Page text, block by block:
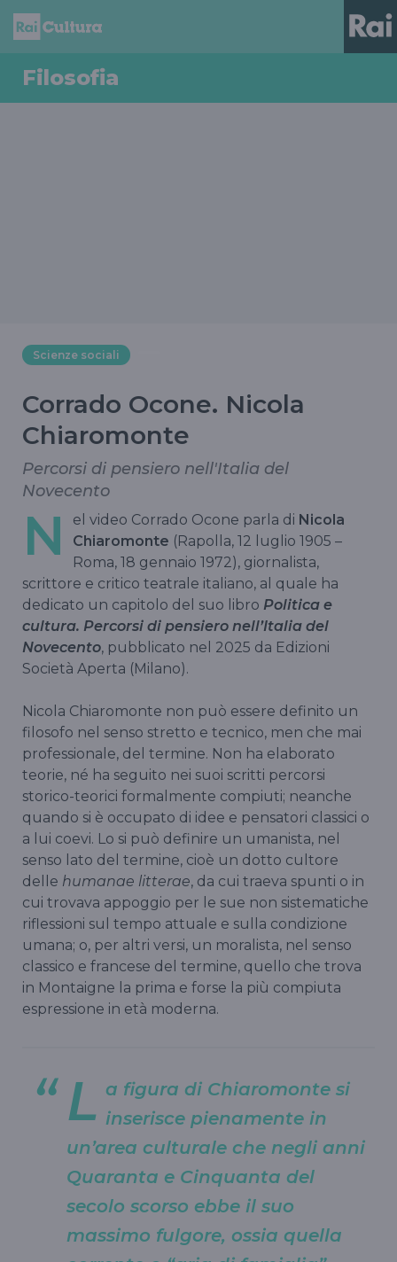
Filosofia
Scienze sociali
Corrado Ocone. Nicola
Chiaromonte
Percorsi di pensiero nell'Italia del
Novecento
N el video Corrado Ocone parla di Nicola
Chiaromonte (Rapolla, 12 luglio 1905 –
Roma, 18 gennaio 1972), giornalista,
scrittore e critico teatrale italiano, al quale ha
dedicato un capitolo del suo libro Politica e
cultura. Percorsi di pensiero nell’Italia del
Novecento, pubblicato nel 2025 da Edizioni
Società Aperta (Milano).
Nicola Chiaromonte non può essere definito un
filosofo nel senso stretto e tecnico, men che mai
professionale, del termine. Non ha elaborato
teorie, né ha seguito nei suoi scritti percorsi
storico-teorici formalmente compiuti; neanche
quando si è occupato di idee e pensatori classici o
a lui coevi. Lo si può definire un umanista, nel
senso lato del termine, cioè un dotto cultore
delle humanae litterae, da cui traeva spunti o in
cui trovava appoggio per le sue non sistematiche
riflessioni sul tempo attuale e sulla condizione
umana; o, per altri versi, un moralista, nel senso
classico e francese del termine, quello che trova
in Montaigne la prima e forse la più compiuta
espressione in età moderna.
L a figura di Chiaromonte si
inserisce pienamente in
un’area culturale che negli anni
Quaranta e Cinquanta del
secolo scorso ebbe il suo
massimo fulgore, ossia quella